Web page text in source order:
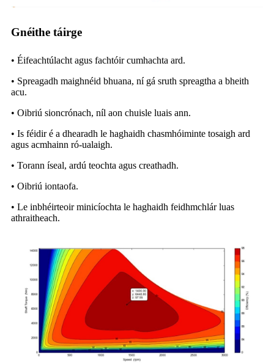
Gnéithe táirge
• Éifeachtúlacht agus fachtóir cumhachta ard.
• Spreagadh maighnéid bhuana, ní gá sruth spreagtha a bheith
acu.
• Oibriú sioncrónach, níl aon chuisle luais ann.
• Is féidir é a dhearadh le haghaidh chasmhóiminte tosaigh ard
agus acmhainn ró-ualaigh.
• Torann íseal, ardú teochta agus creathadh.
• Oibriú iontaofa.
• Le inbhéirteoir minicíochta le haghaidh feidhmchlár luas
athraitheach.